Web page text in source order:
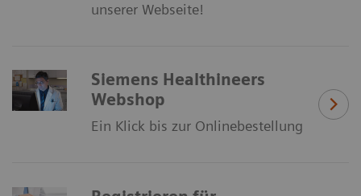
unserer Webseite!
Siemens Healthineers
Webshop
Ein Klick bis zur Onlinebestellung